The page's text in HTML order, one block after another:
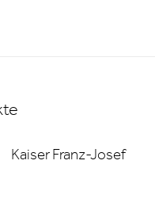
Kaiser Franz-Josef